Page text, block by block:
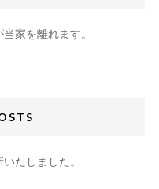
家を離れます。
たしました。